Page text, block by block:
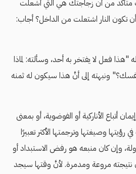
متأكد من أن زجاجتك هي التي أشعلت
تكون النار اشتعلت من الداخل؟ أجاب:
فعل لا يفتخر به أحد، وسألته: لماذا
نفسك؟" ونبهته إلى أنَّ هذا سيكون له ثمنه
أتباع الأناركية أو الفوضوية، أو بمعنى
رؤيتها وصيغتها وترجمتها الأكثر تعبيرًا
وإن كان منبعه هو رفض الاستبداد أو
نتيجته مروعة ومدمرة. لأنَّ وقتها سيجد